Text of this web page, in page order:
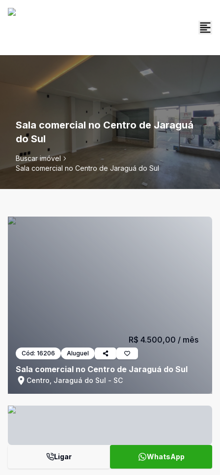
Sala comercial no Centro de Jaraguá
do Sul
Buscar imóvel
Sala comercial no Centro de Jaraguá do Sul
Cód: 16206 Aluguel
Sala comercial no Centro de Jaraguá do Sul
Centro, Jaraguá do Sul - SC
R$ 4.500,00 / mês
Ligar WhatsApp